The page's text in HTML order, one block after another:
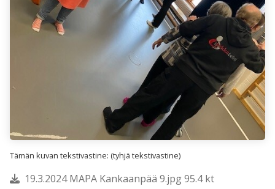
Tämän kuvan tekstivastine: (tyhjä tekstivastine)
19.3.2024 MAPA Kankaanpää 9.jpg 95.4 kt